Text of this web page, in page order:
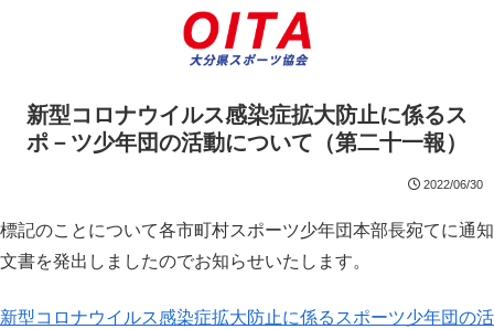
新型コロナウイルス感染症拡大防止に係るス
ポ－ツ少年団の活動について（第二十一報）
2022/06/30
標記のことについて各市町村スポーツ少年団本部長宛てに通知
文書を発出しましたのでお知らせいたします。
新型コロナウイルス感染症拡大防止に係るスポーツ少年団の活